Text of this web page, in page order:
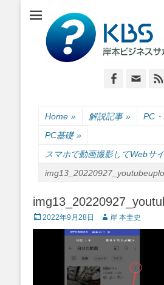
小さな会社・小さなお店のIT経営を
Facebook
Home » 解説記事 » PC
PC基礎 »
スマホで動画撮影してWebサ
Posted
on
2022年9月28日 Author
岸 本圭史